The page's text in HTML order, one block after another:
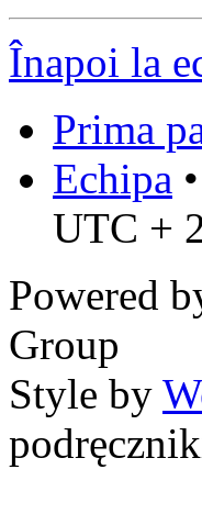
Înapoi la
Prima
Echipa •
UTC +
Powered
Group
Style by